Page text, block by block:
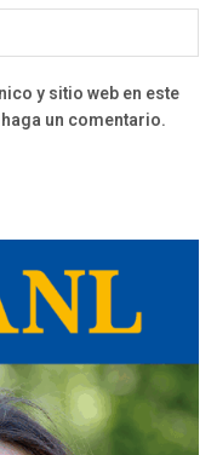
y sitio web en este
un comentario.